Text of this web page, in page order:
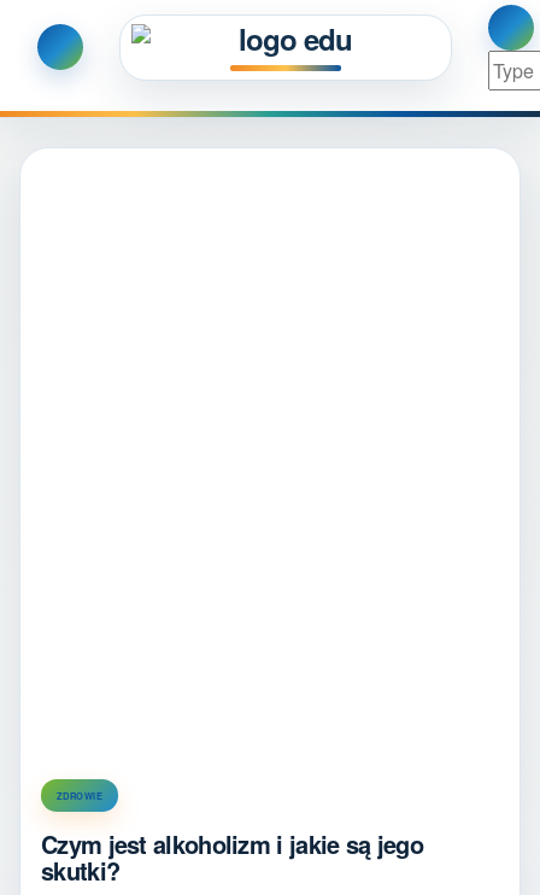
ZDROWIE
Czym jest alkoholizm i jakie są jego
skutki?